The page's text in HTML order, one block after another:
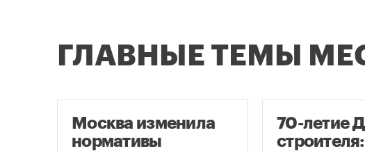
ГЛАВНЫЕ ТЕМЫ
Москва изменила
нормативы
70-летие